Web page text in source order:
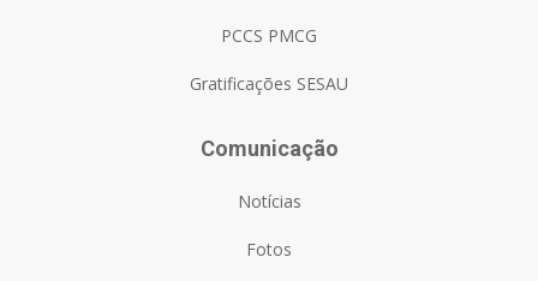
PCCS PMCG
Gratificações SESAU
Comunicação
Notícias
Fotos